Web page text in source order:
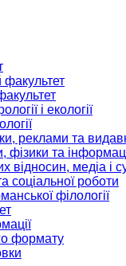
факультет
і екології
реклами та
фізики та
відносин, медіа і
соціальної роботи
філології
формату